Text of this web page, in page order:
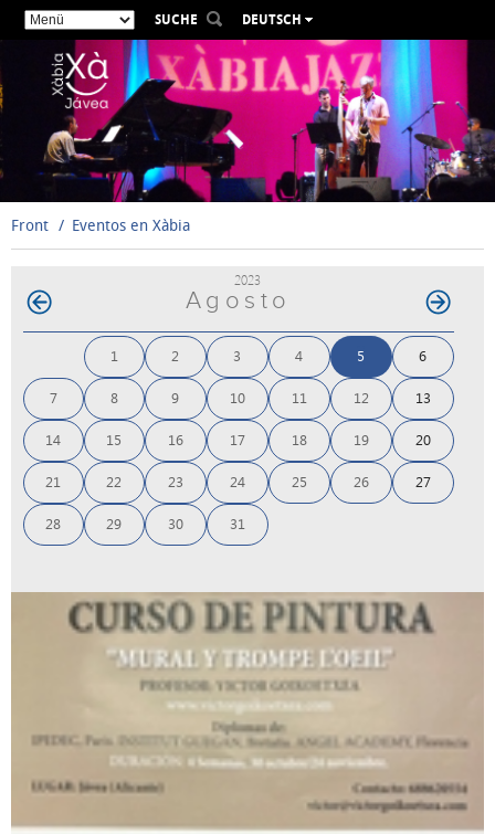
SUCHE
DEUTSCH
ESPAÑOL
VALENCIÀ
FRANÇAIS
РУССКИЙ
Front Eventos en Xàbia
2023
Agosto
1 2 3 4 5 6
7 8 9 10 11 12 13
14 15 16 17 18 19 20
21 22 23 24 25 26 27
28 29 30 31